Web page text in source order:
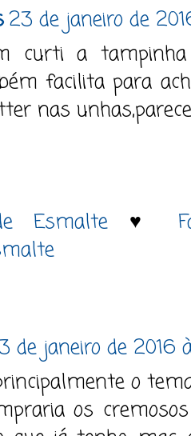
23 de janeiro de
curti a
facilita para
nas
Esmalte ♥
de janeiro de 2016
o
os